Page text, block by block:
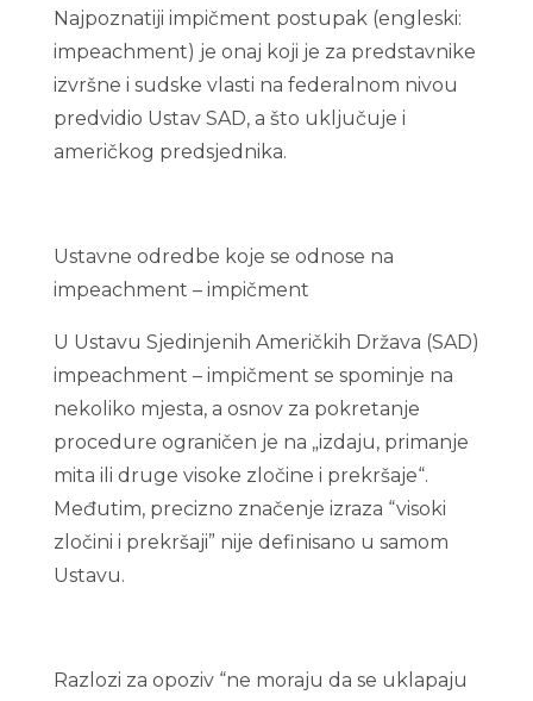
Najpoznatiji impičment postupak (engleski:
impeachment) je onaj koji je za predstavnike
izvršne i sudske vlasti na federalnom nivou
predvidio Ustav SAD, a što uključuje i
američkog predsjednika.
Ustavne odredbe koje se odnose na
impeachment – impičment
U Ustavu Sjedinjenih Američkih Država (SAD)
impeachment – impičment se spominje na
nekoliko mjesta, a osnov za pokretanje
procedure ograničen je na „izdaju, primanje
mita ili druge visoke zločine i prekršaje“.
Međutim, precizno značenje izraza “visoki
zločini i prekršaji” nije definisano u samom
Ustavu.
Razlozi za opoziv “ne moraju da se uklapaju